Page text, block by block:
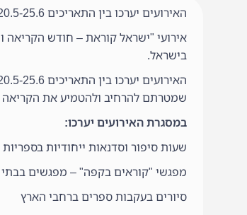
האירועים יערכו בין התאריכים 20.5-25.6, בהם יתקיימו מגוון פעילויות לקידום הקריאה והספר בכל רחבי הארץ
אירועי "ישראל קוראת – חודש הקריאה
בישראל.
שמטרתם להרחיב ולהטמיע את הקריאה
במסגרת האירועים יערכו:
שעות סיפור וסדנאות ייחודיות בספריות
מפגשי "קוראים בקפה" – מפגשים
סיורים בעקבות ספרים ברחבי הארץ